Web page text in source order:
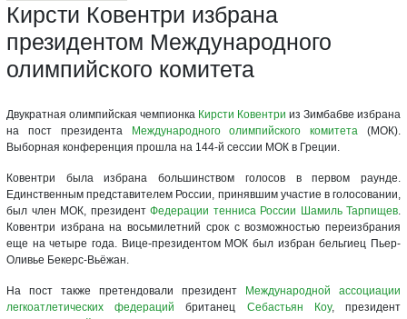
Кирсти Ковентри избрана
президентом Международного
олимпийского комитета
Двукратная олимпийская чемпионка Кирсти Ковентри из Зимбабве избрана
на пост президента
Международного олимпийского комитета (МОК).
Выборная конференция прошла на 144-й сессии МОК в Греции.
Ковентри была избрана большинством голосов в первом раунде.
Единственным представителем России, принявшим участие в голосовании,
был член МОК, президент Федерации тенниса России Шамиль Тарпищев.
Ковентри избрана на восьмилетний срок с возможностью переизбрания
еще на четыре года. Вице-президентом МОК был избран бельгиец Пьер-
Оливье Бекерс-Вьёжан.
На пост также претендовали президент
Международной ассоциации
легкоатлетических федераций британец Себастьян Коу, президент